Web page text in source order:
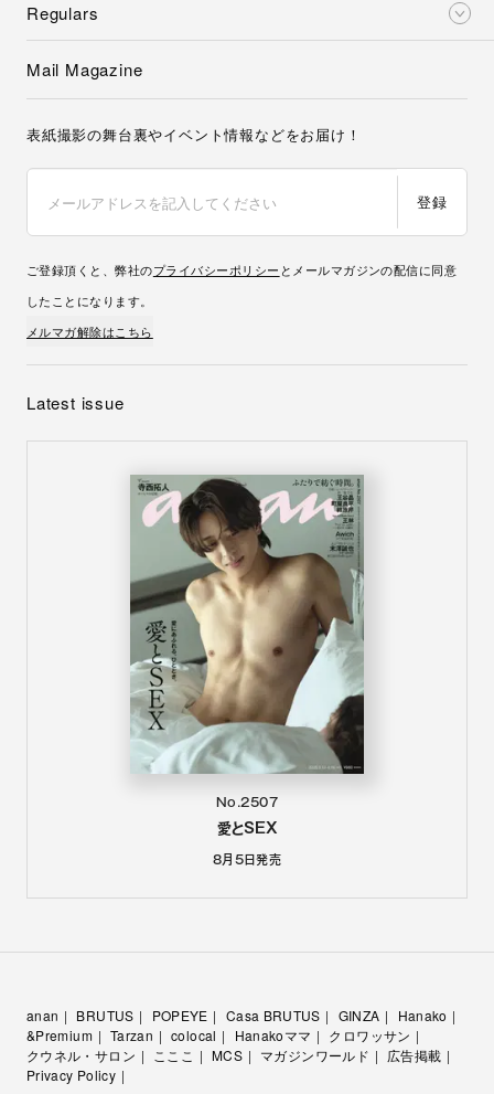
Regulars
Mail Magazine
表紙撮影の舞台裏やイベント情報などをお届け！
登録
ご登録頂くと、弊社のプライバシーポリシー とメールマガジンの配信に同意
したことになります。
メルマガ解除はこちら
Latest issue
No.2507
愛とSEX
8月5日発売
anan BRUTUS POPEYE Casa BRUTUS GINZA
Hanako
&Premium
Tarzan colocal Hanakoママ
クロワッサン
クウネル・サロン
こここ MCS マガジンワールド
広告掲載
Privacy Policy